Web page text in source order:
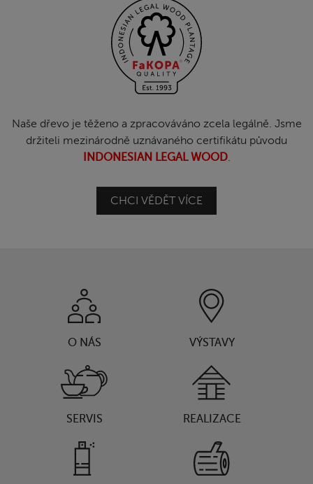
Naše dřevo je těženo a zpracováváno zcela legálně. Jsme
držiteli mezinárodně uznávaného certifikátu původu
INDONESIAN LEGAL WOOD.
CHCI VĚDĚT VÍCE
O NÁS VÝSTAVY
SERVIS REALIZACE